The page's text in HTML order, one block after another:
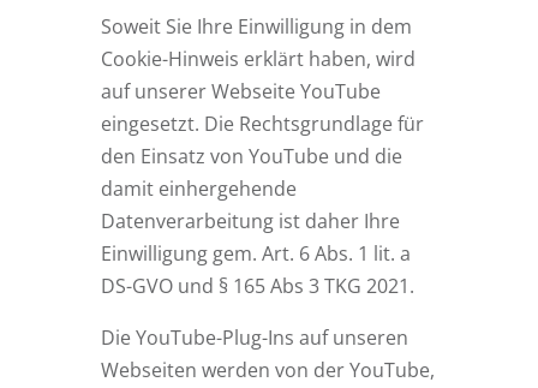
Soweit Sie Ihre Einwilligung in dem
Cookie-Hinweis erklärt haben, wird
auf unserer Webseite YouTube
eingesetzt. Die Rechtsgrundlage für
den Einsatz von YouTube und die
damit einhergehende
Datenverarbeitung ist daher Ihre
Einwilligung gem. Art. 6 Abs. 1 lit. a
DS-GVO und § 165 Abs 3 TKG 2021.
Die YouTube-Plug-Ins auf unseren
Webseiten werden von der YouTube,